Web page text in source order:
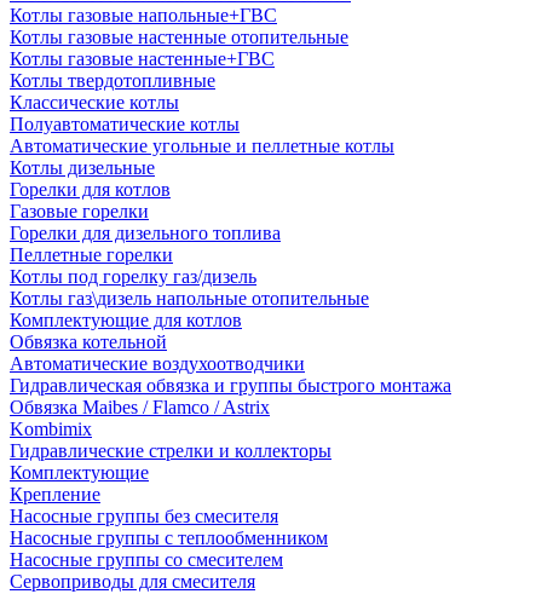
Котлы газовые напольные+ГВС
Котлы газовые настенные отопительные
Котлы газовые настенные+ГВС
Котлы твердотопливные
Классические котлы
Полуавтоматические котлы
Автоматические угольные и пеллетные котлы
Котлы дизельные
Горелки для котлов
Газовые горелки
Горелки для дизельного топлива
Пеллетные горелки
Котлы под горелку газ/дизель
Котлы газ\дизель напольные отопительные
Комплектующие для котлов
Обвязка котельной
Автоматические воздухоотводчики
Гидравлическая обвязка и группы быстрого монтажа
Обвязка Maibes / Flamco / Astrix
Kombimix
Гидравлические стрелки и коллекторы
Комплектующие
Крепление
Насосные группы без смесителя
Насосные группы с теплообменником
Насосные группы со смесителем
Сервоприводы для смесителя